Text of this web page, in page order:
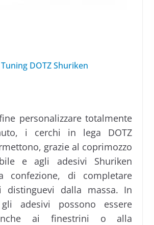
DOTZ Shuriken
personalizzare totalmente
i cerchi in lega DOTZ
grazie al coprimozzo
e agli adesivi Shuriken
confezione, di completare
distinguevi dalla massa. In
adesivi possono essere
ai finestrini o alla